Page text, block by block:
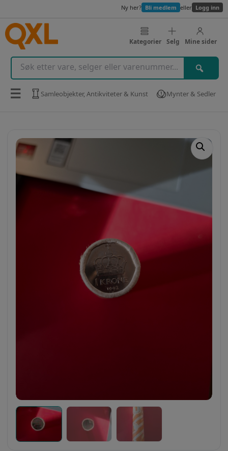
Ny her? Bli medlem eller Logg inn
Kategorier Selg Mine sider
☰ Samleobjekter, Antikviteter & Kunst Mynter & Sedler